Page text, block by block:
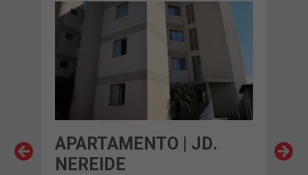
APARTAMENTO | JD.
NEREIDE